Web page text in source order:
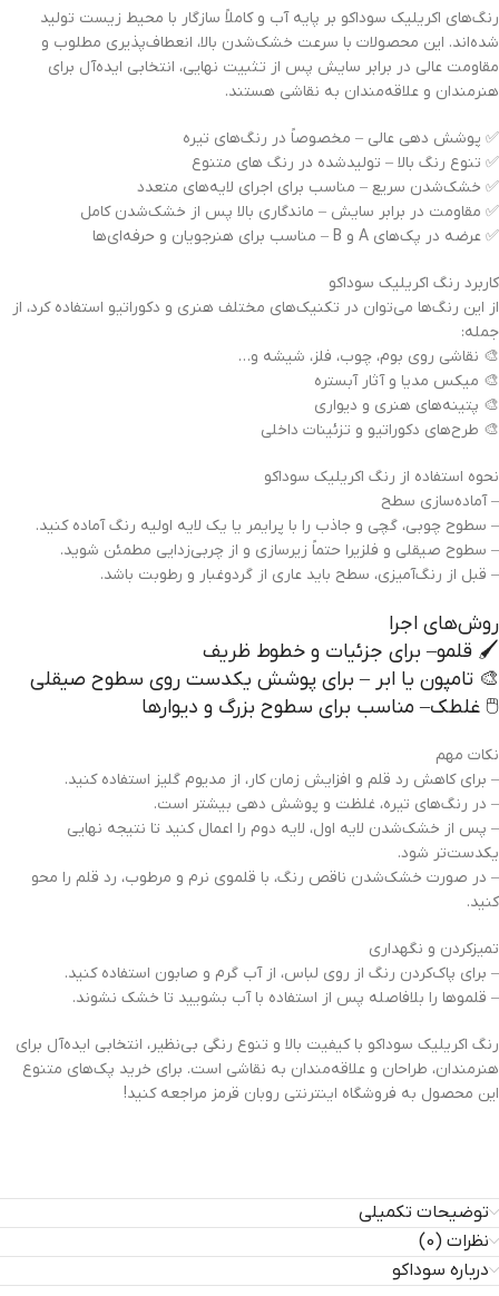
رنگ‌های اکریلیک سوداکو بر پایه آب و کاملاً سازگار با محیط زیست تولید
شده‌اند. این محصولات با سرعت خشک‌شدن بالا، انعطاف‌پذیری مطلوب و
مقاومت عالی در برابر سایش پس از تثبیت نهایی، انتخابی ایده‌آل برای
هنرمندان و علاقه‌مندان به نقاشی هستند.
✅ پوشش دهی عالی – مخصوصاً در رنگ‌های تیره
✅ تنوع رنگ بالا – تولیدشده در رنگ های متنوع
✅ خشک‌شدن سریع – مناسب برای اجرای لایه‌های متعدد
✅ مقاومت در برابر سایش – ماندگاری بالا پس از خشک‌شدن کامل
✅ عرضه در پک‌های A و B – مناسب برای هنرجویان و حرفه‌ای‌ها
کاربرد رنگ اکریلیک سوداکو
از این رنگ‌ها می‌توان در تکنیک‌های مختلف هنری و دکوراتیو استفاده کرد، از
جمله:
🎨 نقاشی روی بوم، چوب، فلز، شیشه و…
🎨 میکس مدیا و آثار آبستره
🎨 پتینه‌های هنری و دیواری
🎨 طرح‌های دکوراتیو و تزئینات داخلی
نحوه استفاده از رنگ اکریلیک سوداکو
– آماده‌سازی سطح
– سطوح چوبی، گچی و جاذب را با پرایمر یا یک لایه اولیه رنگ آماده کنید.
– سطوح صیقلی و فلزیرا حتماً زیرسازی و از چربی‌زدایی مطمئن شوید.
– قبل از رنگ‌آمیزی، سطح باید عاری از گردوغبار و رطوبت باشد.
روش‌های اجرا
🖌️ قلمو– برای جزئیات و خطوط ظریف
🎨 تامپون یا ابر – برای پوشش یکدست روی سطوح صیقلی
🖱️ غلطک– مناسب برای سطوح بزرگ و دیوارها
نکات مهم
– برای کاهش رد قلم و افزایش زمان کار، از مدیوم گلیز استفاده کنید.
– در رنگ‌های تیره، غلظت و پوشش دهی بیشتر است.
– پس از خشک‌شدن لایه اول، لایه دوم را اعمال کنید تا نتیجه نهایی
یکدست‌تر شود.
– در صورت خشک‌شدن ناقص رنگ، با قلموی نرم و مرطوب، رد قلم را محو
کنید.
تمیزکردن و نگهداری
– برای پاک‌کردن رنگ از روی لباس، از آب گرم و صابون استفاده کنید.
– قلموها را بلافاصله پس از استفاده با آب بشویید تا خشک نشوند.
رنگ اکریلیک سوداکو با کیفیت بالا و تنوع رنگی بی‌نظیر، انتخابی ایده‌آل برای
هنرمندان، طراحان و علاقه‌مندان به نقاشی است. برای خرید پک‌های متنوع
این محصول به فروشگاه اینترنتی روبان قرمز مراجعه کنید!
توضیحات تکمیلی
نظرات (0)
درباره سوداکو